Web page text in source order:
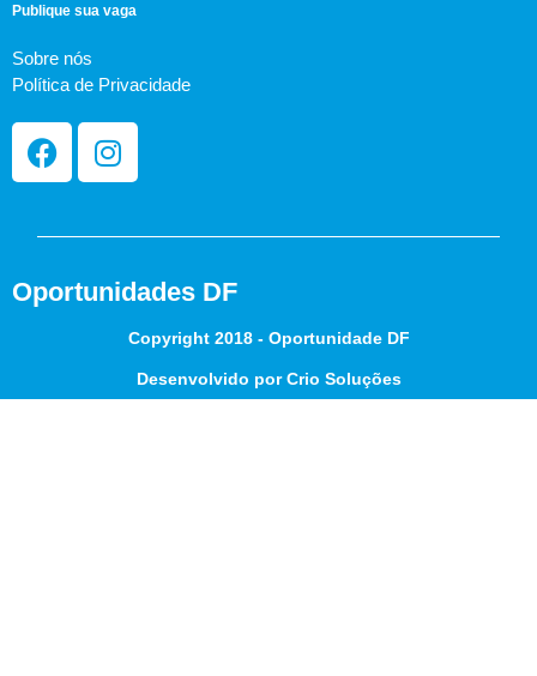
Publique sua vaga
Sobre nós
Política de Privacidade
Oportunidades DF
Copyright 2018 - Oportunidade DF
Desenvolvido por Crio Soluções